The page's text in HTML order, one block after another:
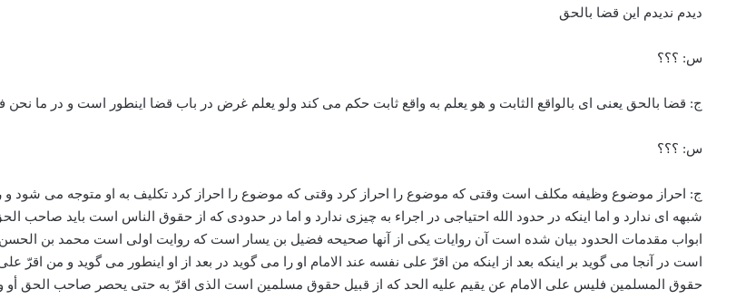
دیدم ندیدم این قضا بالحق
س: ؟؟؟
ج: قضا بالحق یعنی ای بالواقع الثابت و هو یعلم به واقع ثابت حکم می کند ولو یعلم غرض در باب قضا اینطور است و در ما
س: ؟؟؟
ج: احراز موضوع وظیفه مکلف است وقتی که موضوع را احراز کرد وقتی که موضوع را احراز کرد تکلیف به او متوجه می شود و
ابواب مقدمات الحدود بیان شده است آن روایات یکی از آنها صحیحه فضیل بن یسار است که روایت اولی است محمد بن
است در آنجا می گوید بر اینکه بعد از اینکه من اقرّ علی نفسه عند الامام او را می گوید در بعد از او اینطور می گوید و من
حقوق المسلمین فلیس علی الامام عن یقیم علیه الحد که از قبیل حقوق مسلمین است الذی اقرّ به حتی یحصر صاحب الحق أو ولیه